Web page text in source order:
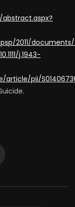
2011/documents/
j.1943-
pii/